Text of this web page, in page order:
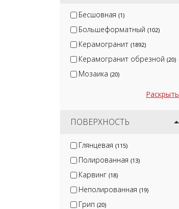
Бесшовная (1)
Большеформатный (102)
Керамогранит (1892)
Керамогранит обрезной (20)
Мозаика (20)
Раскрыть
ПОВЕРХНОСТЬ
Глянцевая (115)
Полированная (13)
Карвинг (18)
Неполированная (19)
Грип (20)